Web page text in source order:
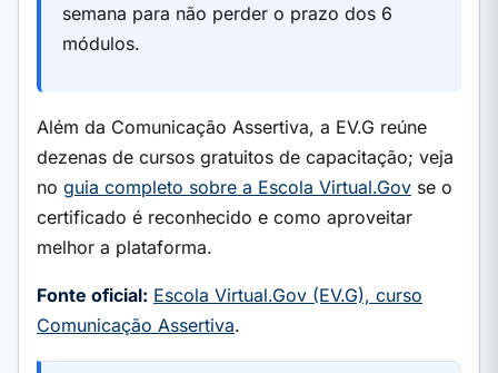
semana para não perder o prazo dos 6
módulos.
Além da Comunicação Assertiva, a EV.G reúne
dezenas de cursos gratuitos de capacitação; veja
no guia completo sobre a Escola Virtual.Gov se o
certificado é reconhecido e como aproveitar
melhor a plataforma.
Fonte oficial: Escola Virtual.Gov (EV.G), curso
Comunicação Assertiva.